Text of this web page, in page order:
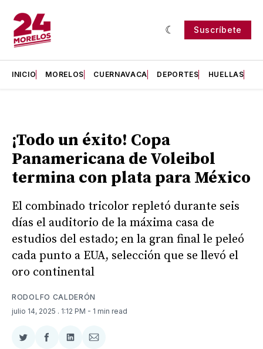
Suscríbete
INICIO MORELOS CUERNAVACA DEPORTES HUELLAS
¡Todo un éxito! Copa
Panamericana de Voleibol
termina con plata para México
El combinado tricolor repletó durante seis
días el auditorio de la máxima casa de
estudios del estado; en la gran final le peleó
cada punto a EUA, selección que se llevó el
oro continental
RODOLFO CALDERÓN
julio 14, 2025 . 1:12 PM - 1 min read
CompartirCompartir
CompartirCompartir